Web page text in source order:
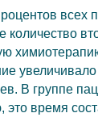
всех
количество
увеличивало
В группе
, это время